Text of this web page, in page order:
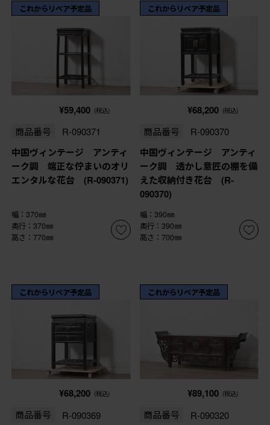
これからリペア予定品
¥59,400 (税込)
商品番号 R-090371
中国ヴィンテージ アンティ
ーク調 端正な佇まいのオリ
エンタルな花台 (R-090371)
幅：370㎜
奥行：370㎜
高さ：770㎜
これからリペア予定品
¥68,200 (税込)
商品番号 R-090370
中国ヴィンテージ アンティ
ーク調 透かし意匠の棚を備
えた収納付き花台 (R-
090370)
幅：390㎜
奥行：390㎜
高さ：700㎜
これからリペア予定品
¥68,200 (税込)
商品番号 R-090369
これからリペア予定品
¥89,100 (税込)
商品番号 R-090320